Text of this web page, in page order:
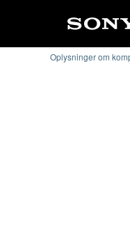
Oplysninger om